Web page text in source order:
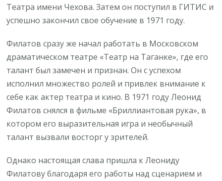
Театра имени Чехова. Затем он поступил в ГИТИС и
успешно закончил свое обучение в 1971 году.
Филатов сразу же начал работать в Московском
драматическом театре «Театр на Таганке», где его
талант был замечен и признан. Он с успехом
исполнил множество ролей и привлек внимание к
себе как актер театра и кино. В 1971 году Леонид
Филатов снялся в фильме «Бриллиантовая рука», в
котором его выразительная игра и необычный
талант вызвали восторг у зрителей.
Однако настоящая слава пришла к Леониду
Филатову благодаря его работы над сценарием и